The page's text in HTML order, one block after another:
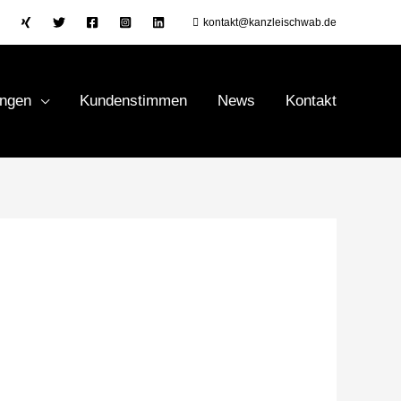
kontakt@kanzleischwab.de
Kundenstimmen News Kontakt